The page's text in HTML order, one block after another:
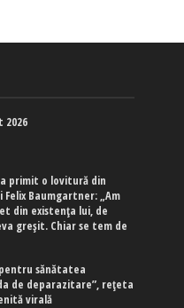
2026
primit o lovitură din
Baumgartner: „Am
din existența lui, de
greșit. Chiar se tem de
sănătatea
de deparazitare”, rețeta
virală